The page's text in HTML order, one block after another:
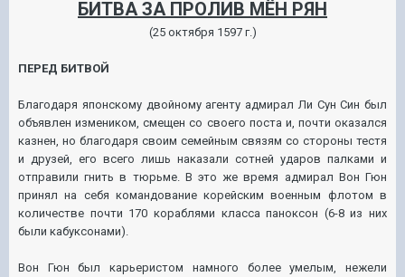
БИТВА ЗА ПРОЛИВ МЁН РЯН
(25 октября 1597 г.)
ПЕРЕД БИТВОЙ
Благодаря японскому двойному агенту адмирал Ли Сун Син был
объявлен измеником, смещен со своего поста и, почти оказался
казнен, но благодаря своим семейным связям со стороны тестя
и друзей, его всего лишь наказали сотней ударов палками и
отправили гнить в тюрьме. В это же время адмирал Вон Гюн
принял на себя командование корейским военным флотом в
количестве почти 170 кораблями класса паноксон (6-8 из них
были кабуксонами).
Вон Гюн был карьеристом намного более умелым, нежели